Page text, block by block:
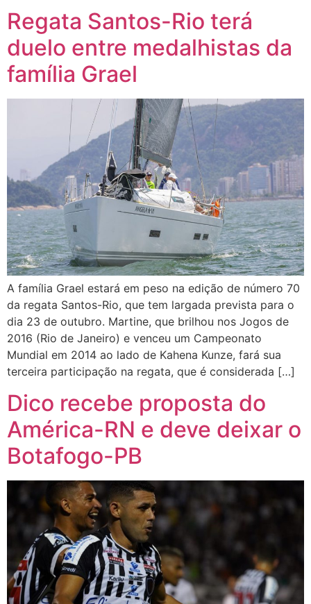
Regata Santos-Rio terá
duelo entre medalhistas da
família Grael
A família Grael estará em peso na edição de número 70
da regata Santos-Rio, que tem largada prevista para o
dia 23 de outubro. Martine, que brilhou nos Jogos de
2016 (Rio de Janeiro) e venceu um Campeonato
Mundial em 2014 ao lado de Kahena Kunze, fará sua
terceira participação na regata, que é considerada […]
Dico recebe proposta do
América-RN e deve deixar o
Botafogo-PB